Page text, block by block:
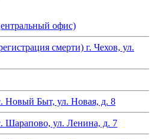
офис)
смерти) г. Чехов, ул.
Новый Быт, ул. Новая, д. 8
Шарапово, ул. Ленина, д. 7